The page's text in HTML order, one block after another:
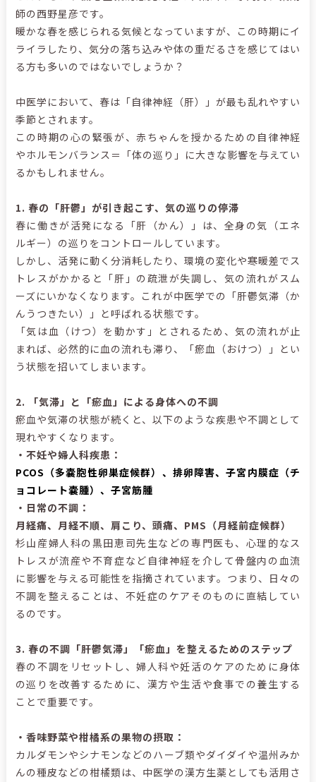
師の西野星彦です。
暖かな春を感じられる気候となっていますが、この時期にイ
ライラしたり、気分の落ち込みや体の重だるさを感じてはい
る方も多いのではないでしょうか？
中医学において、春は「自律神経（肝）」が最も乱れやすい
季節とされます。
この時期の心の緊張が、赤ちゃんを授かるための自律神経
やホルモンバランス＝「体の巡り」に大きな影響を与えてい
るかもしれません。
1. 春の「肝鬱」が引き起こす、気の巡りの停滞
春に働きが活発になる「肝（かん）」は、全身の気（エネ
ルギー）の巡りをコントロールしています。
しかし、活発に動く分消耗したり、環境の変化や寒暖差でス
トレスがかかると「肝」の疏泄が失調し、気の流れがスム
ーズにいかなくなります。これが中医学での「肝鬱気滞（か
んうつきたい）」と呼ばれる状態です。
「気は血（けつ）を動かす」とされるため、気の流れが止
まれば、必然的に血の流れも滞り、「瘀血（おけつ）」とい
う状態を招いてしまいます。
2.
「気滞」と「瘀血」による身体への不調
瘀血や気滞の状態が続くと、以下のような疾患や不調として
現れやすくなります。
・不妊や婦人科疾患：
PCOS （多嚢胞性卵巣症候群）、排卵障害、子宮内膜症（チ
ョコレート嚢腫）、子宮筋腫
・日常の不調：
月経痛、月経不順、肩こり、頭痛、 PMS （月経前症候群）
杉山産婦人科の黒田恵司先生などの専門医も、心理的なス
トレスが流産や不育症など自律神経を介して骨盤内の血流
に影響を与える可能性を指摘されています。つまり、日々の
不調を整えることは、不妊症のケアそのものに直結してい
るのです。
3. 春の不調「肝鬱気滞」「瘀血」を整えるためのステップ
春の不調をリセットし、婦人科や妊活のケアのために身体
の巡りを改善するために、漢方や生活や食事での養生する
ことで重要です。
・香味野菜や柑橘系の果物の摂取：
カルダモンやシナモンなどのハーブ類やダイダイや温州みか
んの種皮などの柑橘類は、中医学の漢方生薬としても活用さ